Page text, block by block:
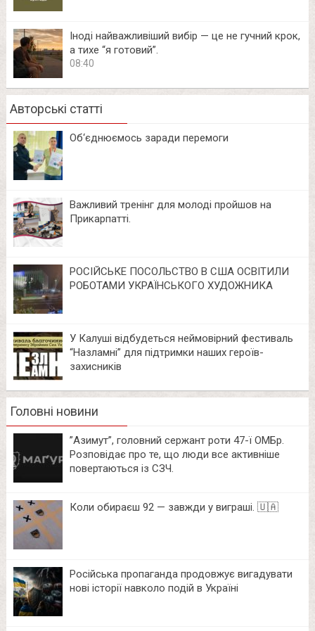
Іноді найважливіший вибір — це не гучний крок,
а тихе “я готовий”.
08:40
Авторські статті
Об‘єднюємось заради перемоги
Важливий тренінг для молоді пройшов на
Прикарпатті.
РОСІЙСЬКЕ ПОСОЛЬСТВО В США ОСВІТИЛИ
РОБОТАМИ УКРАЇНСЬКОГО ХУДОЖНИКА
У Калуші відбудеться неймовірний фестиваль
“Назламні” для підтримки наших героїв-
захисників
Головні новини
⁨”Азимут”, головний сержант роти 47-ї ОМБр.
Розповідає про те, що люди все активніше
повертаються із СЗЧ.
Коли обираєш 92 — завжди у виграші. 🇺🇦
Російська пропаганда продовжує вигадувати
нові історії навколо подій в Україні